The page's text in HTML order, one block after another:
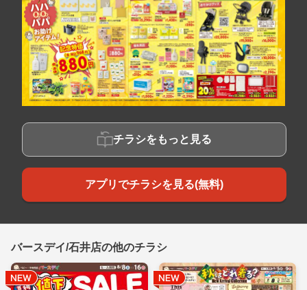
チラシをもっと見る
アプリでチラシを見る(無料)
バースデイ/石井店の他のチラシ